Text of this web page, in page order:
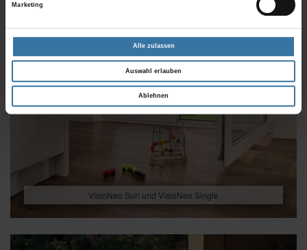
Marketing
Alle zulassen
Auswahl erlauben
Ablehnen
VisioNeo Sun und VisioNeo Single